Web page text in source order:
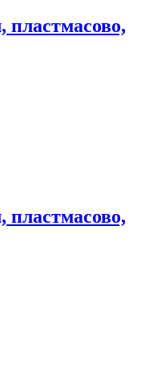
пластмасово,
пластмасово,